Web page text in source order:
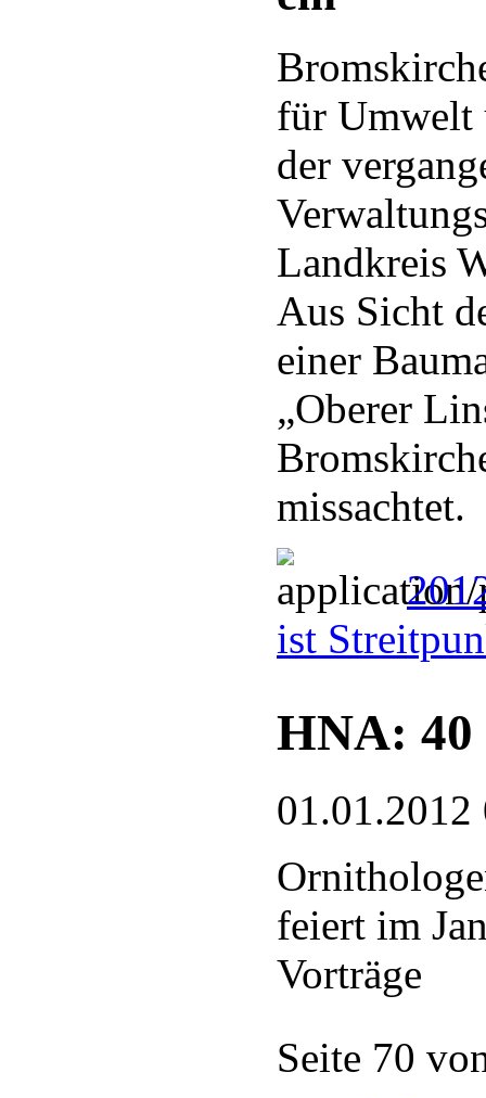
für Umwelt
der
Landkreis
Aus Sicht
einer
„Oberer
missachtet.
ist
HNA: 40
01.01.2012
feiert im
Vorträge
Seite 70